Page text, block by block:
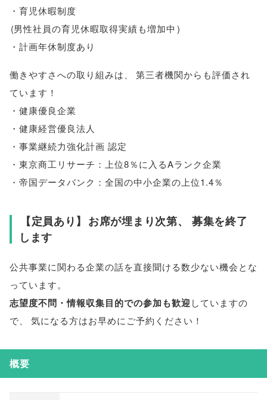
・育児休暇制度
(男性社員の育児休暇取得実績も増加中 )
・計画年休制度あり
働きやすさへの取り組みは
第三者機関からも評価され
ています！
・健康優良企業
・健康経営優良法人
・事業継続力強化計画 認定
・東京商工リサーチ：上位8％に入るAランク企業
・帝国データバンク：全国の中小企業の上位1.4％
【定員あり】 お席が埋まり次第、
募集を終了
します
公共事業に関わる企業の話を直接聞ける数少ない機会とな
っています。
志望度不問・情報収集目的での参加も歓迎していますの
で、 気になる方はお早めにご予約ください！
概要